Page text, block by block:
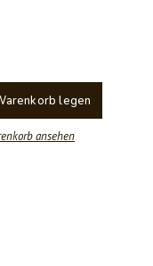
legen
ansehen